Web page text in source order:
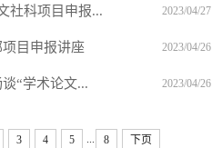
2023/04/27
社科项目申报...
2023/04/26
目申报讲座
2023/04/26
“学术论文...
3 4 5 8 下页